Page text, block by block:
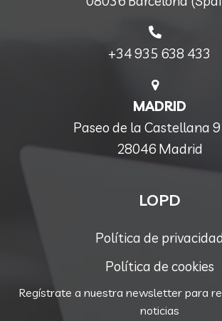
+34 935 638 433
MADRID
Paseo de la Castellana
28046 Madrid
LOPD
Política de privacidad
Política de cookies
Regístrate a nuestra newsletter para
noticias